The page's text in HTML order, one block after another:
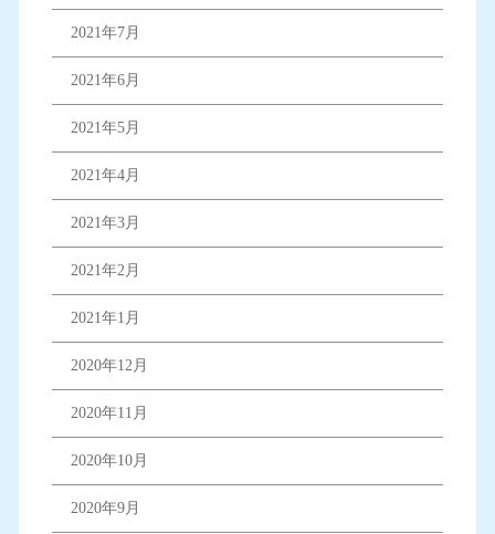
2021年7月
2021年6月
2021年5月
2021年4月
2021年3月
2021年2月
2021年1月
2020年12月
2020年11月
2020年10月
2020年9月